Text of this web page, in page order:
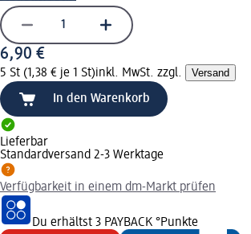
6,90 €
5 St (1,38 € je 1 St)inkl. MwSt. zzgl. Versand
In den Warenkorb
Lieferbar
Standardversand 2-3 Werktage
Verfügbarkeit in einem dm-Markt prüfen
Du erhältst 3 PAYBACK °Punkte